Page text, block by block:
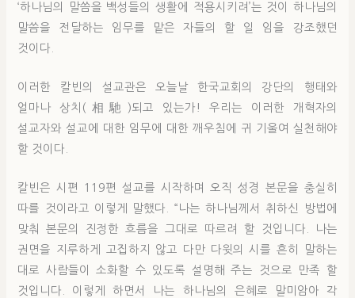
‘하나님의 말씀을 백성들의 생활에 적용시키려’는 것이 하나님의
말씀을 전달하는 임무를 맡은 자들의 할 일 임을 강조했던
것이다.
이러한 칼빈의 설교관은 오늘날 한국교회의 강단의 행태와
얼마나 상치(相馳)되고 있는가! 우리는 이러한 개혁자의
설교자와 설교에 대한 임무에 대한 깨우침에 귀 기울여 실천해야
할 것이다.
칼빈은 시편 119편 설교를 시작하며 오직 성경 본문을 충실히
따를 것이라고 이렇게 말했다. “나는 하나님께서 취하신 방법에
맞춰 본문의 진정한 흐름을 그대로 따르려 할 것입니다. 나는
권면을 지루하게 고집하지 않고 다만 다윗의 시를 흔히 말하는
대로 사람들이 소화할 수 있도록 설명해 주는 것으로 만족 할
것입니다. 이렇게 하면서 나는 하나님의 은혜로 말미암아 각